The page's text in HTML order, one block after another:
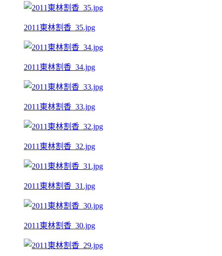
2011東林割香_35.jpg
2011東林割香_34.jpg
2011東林割香_33.jpg
2011東林割香_32.jpg
2011東林割香_31.jpg
2011東林割香_30.jpg